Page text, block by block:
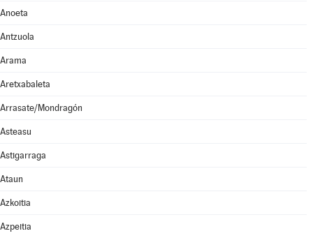
Anoeta
Antzuola
Arama
Aretxabaleta
Arrasate/Mondragón
Asteasu
Astigarraga
Ataun
Azkoitia
Azpeitia